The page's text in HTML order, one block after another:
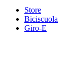
Store
Biciscuola
Giro-E